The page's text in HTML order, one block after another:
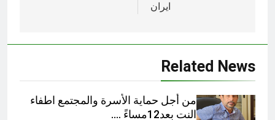
ايران
Related News
من أجل حماية الأسرة والمجتمع اطفاء
النت بعد12مساءً ….